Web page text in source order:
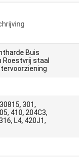
Buis
Roestvrij staal
301,
410, 204C3,
L4, 420J1,